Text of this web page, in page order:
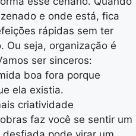
e onde está, fica
rápidas sem ter
Ou seja, organização é
ser sinceros:
boa fora porque
ela existia.
criatividade
faz você se sentir um